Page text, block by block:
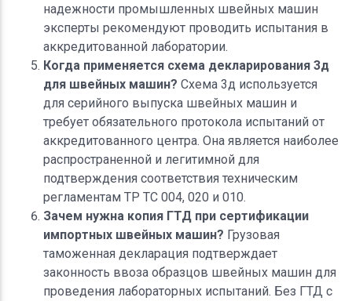
надежности промышленных швейных машин
эксперты рекомендуют проводить испытания в
аккредитованной лаборатории.
Когда применяется схема декларирования 3д
для швейных машин? Схема 3д используется
для серийного выпуска швейных машин и
требует обязательного протокола испытаний от
аккредитованного центра. Она является наиболее
распространенной и легитимной для
подтверждения соответствия техническим
регламентам ТР ТС 004, 020 и 010.
Зачем нужна копия ГТД при сертификации
импортных швейных машин? Грузовая
таможенная декларация подтверждает
законность ввоза образцов швейных машин для
проведения лабораторных испытаний. Без ГТД с